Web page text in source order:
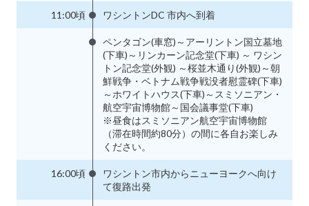
11:00頃 ワシントンDC 市内へ到着
ペンタゴン(車窓)～アーリントン国立墓地
(下車)～リンカーン記念堂(下車) ～ ワシン
トン記念堂(外観) ～桜並木通り(外観)～朝
鮮戦争・ベトナム戦争戦没者慰霊碑(下車)
～ホワイトハウス(下車)～スミソニアン・
航空宇宙博物館～国会議事堂(下車)
※昼食はスミソニアン航空宇宙博物館
（滞在時間約80分）の間に各自お楽しみ
ください。
16:00頃
ワシントン市内からニューヨークへ向け
て復路出発